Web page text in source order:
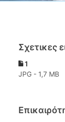
Σχετικες
1
JPG - 1,7 MB